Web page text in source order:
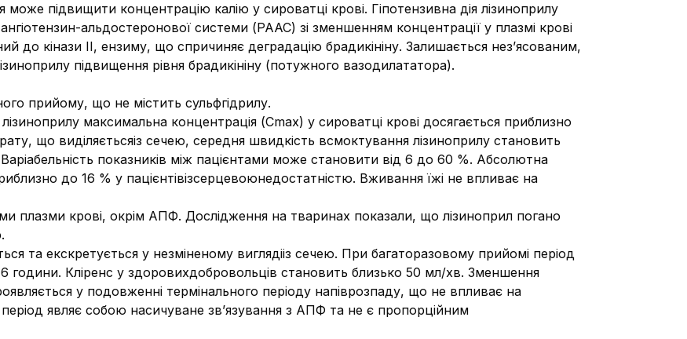
підвищити концентрацію калію у сироватці крові. Гіпотензивна дія лізиноприлу
альдостеронової системи (РААС) зі зменшенням концентрації у плазмі крові
до кінази II, ензиму, що спричиняє деградацію брадикініну. Залишається нез’ясованим,
підвищення рівня брадикініну (потужного вазодилататора).
прийому, що не містить сульфгідрилу.
максимальна концентрація (Сmax) у сироватці крові досягається приблизно
що виділяєтьсяіз сечею, середня швидкість всмоктування лізиноприлу становить
показників між пацієнтами може становити від 6 до 60 %. Абсолютна
до 16 % у пацієнтівізсерцевоюнедостатністю. Вживання їжі не впливає на
плазми крові, окрім АПФ. Дослідження на тваринах показали, що лізиноприл погано
та екскретується у незміненому виглядііз сечею. При багаторазовому прийомі період
години. Кліренс у здоровихдобровольців становить близько 50 мл/хв. Зменшення
у подовженні термінального періоду напіврозпаду, що не впливає на
являє собою насичуване зв’язування з АПФ та не є пропорційним